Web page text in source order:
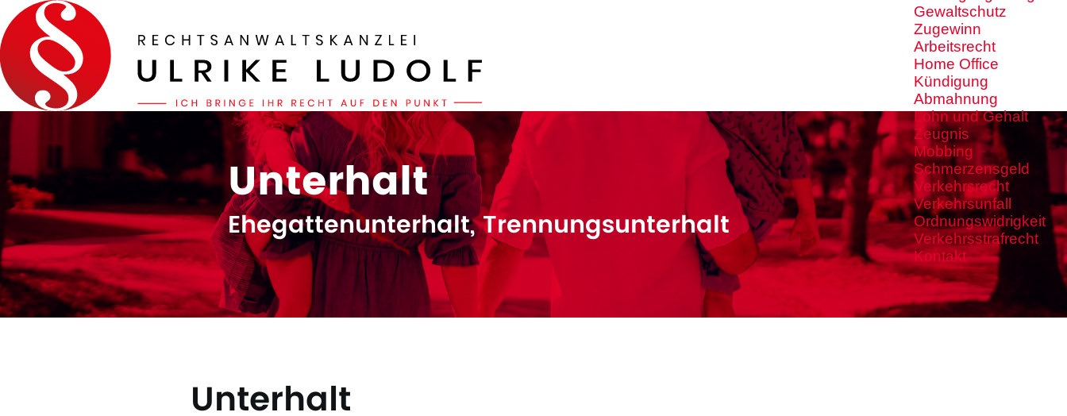
Gewaltschutz
Zugewinn
Arbeitsrecht
Home Office
Kündigung
Abmahnung
Lohn und Gehalt
Zeugnis
Mobbing
Schmerzensgeld
Verkehrsrecht
Verkehrsunfall
Ordnungswidrigkeit
Verkehrsstrafrecht
Kontakt
Unterhalt
Ehegattenunterhalt, Trennungsunterhalt
Unterhalt